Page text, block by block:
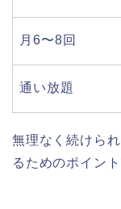
月6〜8回
通い放題
無理なく続けら
るためのポイント